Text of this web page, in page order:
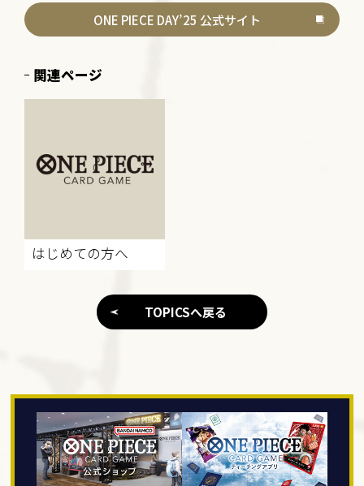
ONE PIECE DAY’25 公式サイト
関連ページ
はじめての方へ
TOPICSへ戻る